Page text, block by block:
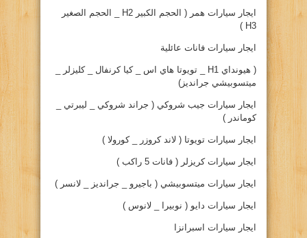
ايجار سيارات همر ( الحجم الكبير H2 _ الحجم الصغير
H3 )
ايجار سيارات فانات عائلية
( هيونداي H1 _ تويوتا هاي اس _ كيا كرنفال _ كليزلر _
ميتسوبيشي جرانديز)
ايجار سيارات جيب شروكي ( جراند شروكي _ ليبرتي _
كوماندر )
ايجار سيارات تويوتا ( لاند كروزر _ كورولا )
ايجار سيارات كريزلر ( فانات 5 راكب )
ايجار سيارات ميتسوبيشي ( باجيرو _ جرانديز _ لانسر )
ايجار سيارات دايو ( نوبيرا _ لانوس )
ايجار سيارات اسبرانزا